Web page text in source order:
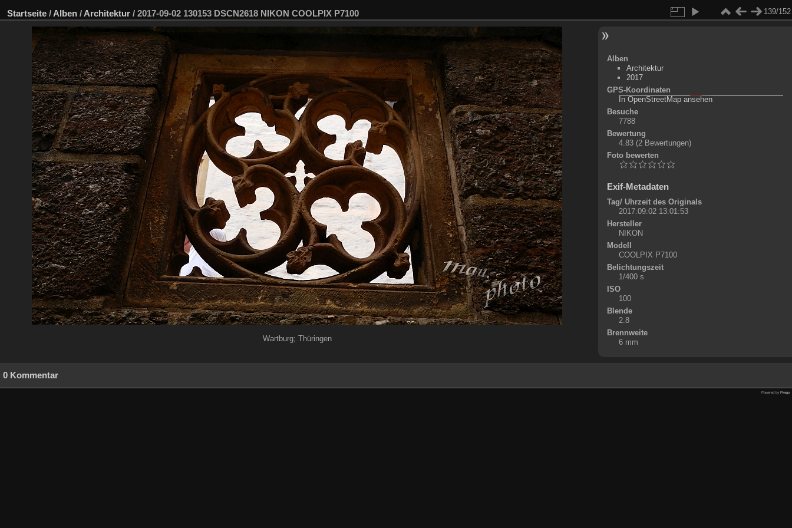
Startseite / Alben / Architektur / 2017-09-02 130153 DSCN2618 NIKON COOLPIX P7100 139/152
Wartburg; Thüringen
Alben
Architektur
2017
GPS-Koordinaten
+
-
©
In OpenStreetMap ansehen
Besuche
7788
Bewertung
4.83 (2 Bewertungen)
Foto bewerten
Exif-Metadaten
Tag/ Uhrzeit des Originals
2017:09:02 13:01:53
Hersteller
NIKON
Modell
COOLPIX P7100
Belichtungszeit
1/400 s
ISO
100
Blende
2.8
Brennweite
6 mm
0 Kommentar
Powered by Piwigo